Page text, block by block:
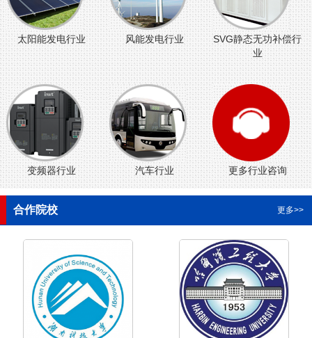
太阳能发电行业 风能发电行业
SVG静态无功补偿行
业
变频器行业 汽车行业 更多行业咨询
合作院校 更多>>